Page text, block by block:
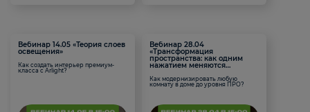
Вебинар 14.05 «Теория слоев
освещения»
Как создать интерьер премиум-
класса с Arlight?
Вебинар 28.04
«Трансформация
пространства: как одним
нажатием меняются
Как модернизировать любую
комнату в доме до уровня ПРО?